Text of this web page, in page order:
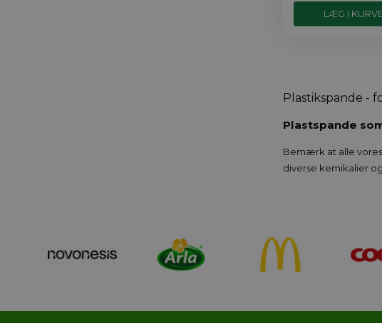
Plastikspande -
Plastspande
Bemærk at alle
diverse kemikalier